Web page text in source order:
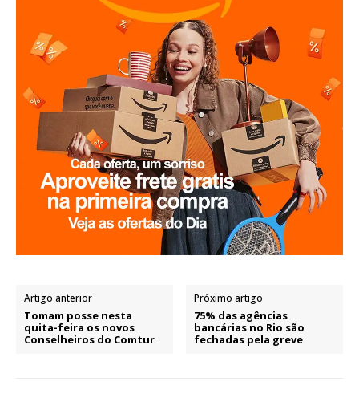
Artigo anterior
Tomam posse nesta
quita-feira os novos
Conselheiros do Comtur
Próximo artigo
75% das agências
bancárias no Rio são
fechadas pela greve